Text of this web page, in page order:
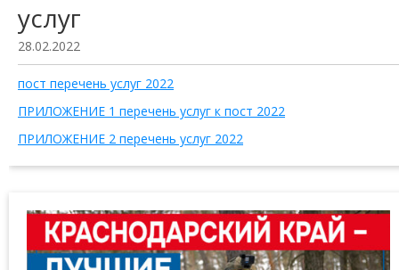
услуг
28.02.2022
пост перечень услуг 2022
ПРИЛОЖЕНИЕ 1 перечень услуг к пост 2022
ПРИЛОЖЕНИЕ 2 перечень услуг 2022